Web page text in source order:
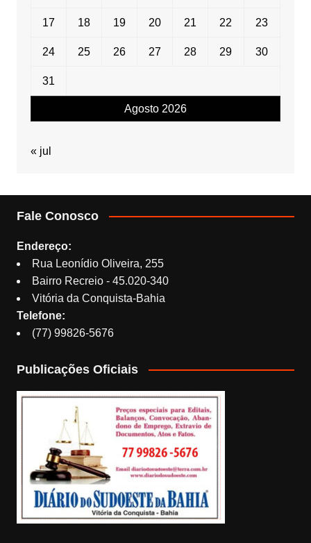
Agosto 2026
17 18 19 20 21 22 23
24 25 26 27 28 29 30
31
« jul
Fale Conosco
Endereço:
Rua Leonídio Oliveira, 255
Bairro Recreio - 45.020-340
Vitória da Conquista-Bahia
Telefone:
(77) 99826-5676
Publicações Oficiais